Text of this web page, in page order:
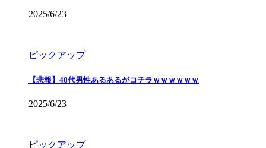
2025/6/23
ピックアップ
【悲報】40代男性あるあるがコチラｗｗｗｗｗｗ
2025/6/23
ピックアップ